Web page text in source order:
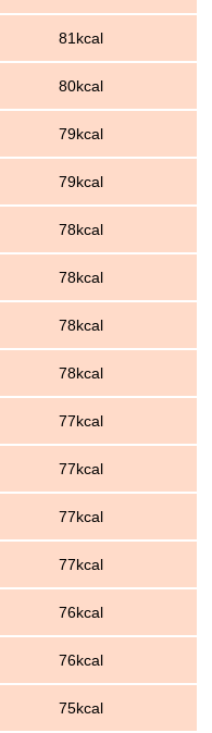
81kcal
80kcal
79kcal
79kcal
78kcal
78kcal
78kcal
78kcal
77kcal
77kcal
77kcal
77kcal
76kcal
76kcal
75kcal